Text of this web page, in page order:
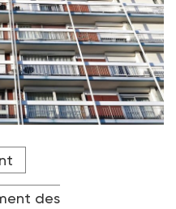
nombre de personnes
augmente : 9,1 millions
rapport à 2001.
des